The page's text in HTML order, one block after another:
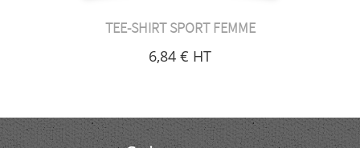
TEE-SHIRT SPORT FEMME
6,84 € HT